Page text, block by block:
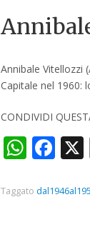
Annibale Vitellozzi
Capitale nel 1960:
CONDIVIDI
Taggato